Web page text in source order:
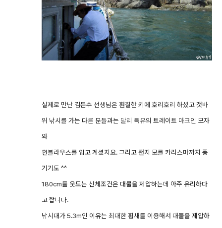
실제로 만난 김문수 선생님은 훤칠한 키에 호리호리 하셨고 갯바
위 낚시를 가는 다른 분들과는 달리 특유의 트레이트 마크인 모자
와
흰블라우스를 입고 계셨지요. 그리고 왠지 모를 카리스마까지 풍
기기도 ^^
180cm를 웃도는 신체조건은 대물을 제압하는데 아주 유리하다
고 합니다.
낚시대가 5.3m인 이유는 최대한 휨새를 이용해서 대물을 제압하